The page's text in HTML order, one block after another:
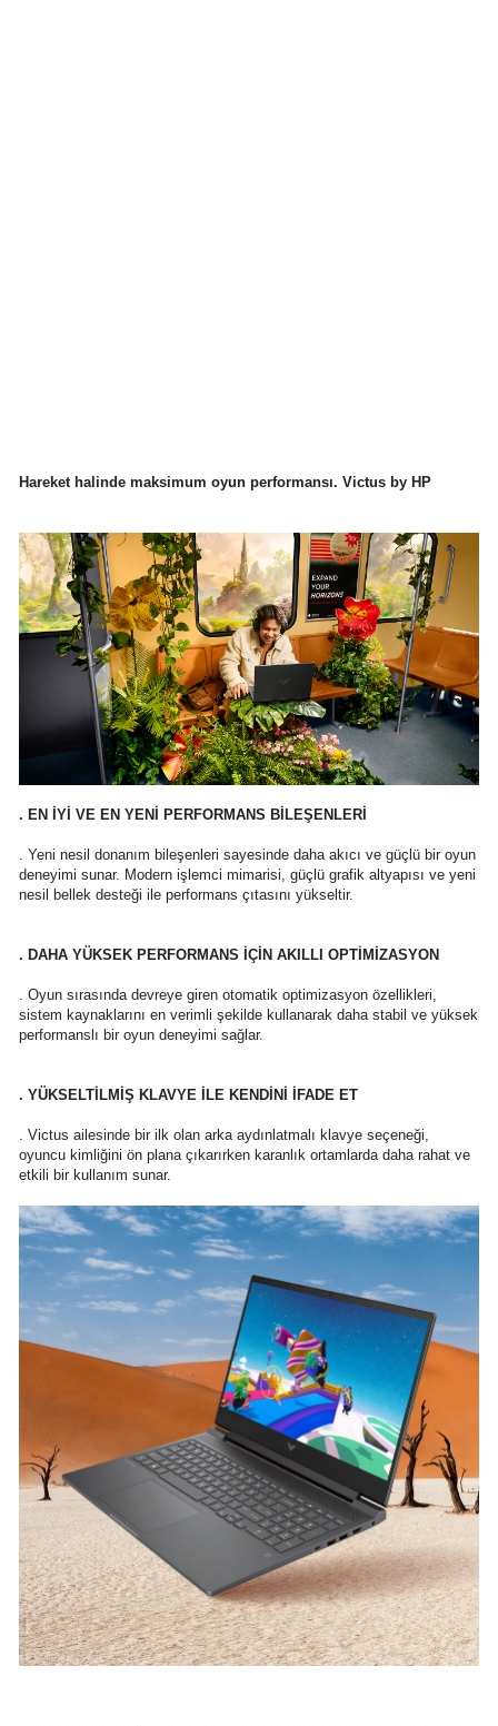
Hareket halinde maksimum oyun performansı. Victus by HP
. EN İYİ VE EN YENİ PERFORMANS BİLEŞENLERİ
. Yeni nesil donanım bileşenleri sayesinde daha akıcı ve güçlü bir oyun
deneyimi sunar. Modern işlemci mimarisi, güçlü grafik altyapısı ve yeni
nesil bellek desteği ile performans çıtasını yükseltir.
. DAHA YÜKSEK PERFORMANS İÇİN AKILLI OPTİMİZASYON
. Oyun sırasında devreye giren otomatik optimizasyon özellikleri,
sistem kaynaklarını en verimli şekilde kullanarak daha stabil ve yüksek
performanslı bir oyun deneyimi sağlar.
. YÜKSELTİLMİŞ KLAVYE İLE KENDİNİ İFADE ET
. Victus ailesinde bir ilk olan arka aydınlatmalı klavye seçeneği,
oyuncu kimliğini ön plana çıkarırken karanlık ortamlarda daha rahat ve
etkili bir kullanım sunar.